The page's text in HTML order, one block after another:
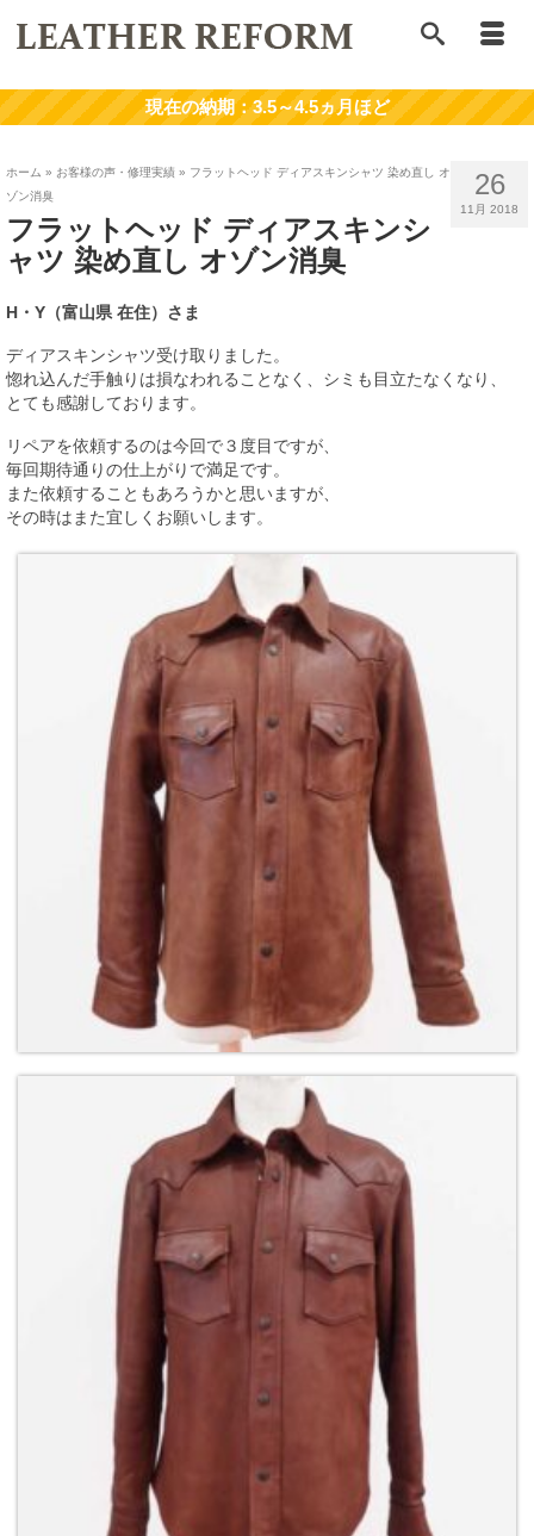
26
11月 2018
ホーム » お客様の声・修理実績 » フラットヘッド ディアスキンシャツ 染め直し オ
ゾン消臭
フラットヘッド ディアスキンシ
ャツ 染め直し オゾン消臭
H・Y （富山県 在住）さま
ディアスキンシャツ受け取りました。
惚れ込んだ手触りは損なわれることなく、シミも目立たなくなり、
とても感謝しております。
リペアを依頼するのは今回で３度目ですが、
毎回期待通りの仕上がりで満足です。
また依頼することもあろうかと思いますが、
その時はまた宜しくお願いします。